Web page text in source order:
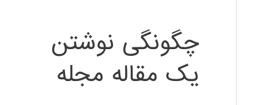
چگونگی نوشتن
یک مقاله مجله